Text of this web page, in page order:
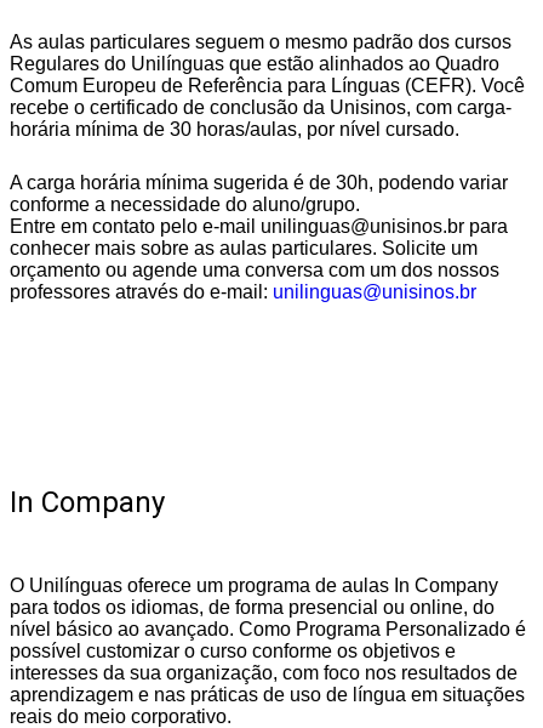
As aulas particulares seguem o mesmo padrão dos cursos
Regulares do Unilínguas que estão alinhados ao Quadro
Comum Europeu de Referência para Línguas (CEFR). Você
recebe o certificado de conclusão da Unisinos, com carga-
horária mínima de 30 horas/aulas, por nível cursado.
A carga horária mínima sugerida é de 30h, podendo variar
conforme a necessidade do aluno/grupo.
Entre em contato pelo e-mail unilinguas@unisinos.br para
conhecer mais sobre as aulas particulares. Solicite um
orçamento ou agende uma conversa com um dos nossos
professores através do e-mail: unilinguas@unisinos.br
In Company
O Unilínguas oferece um programa de aulas In Company
para todos os idiomas, de forma presencial ou online, do
nível básico ao avançado. Como Programa Personalizado é
possível customizar o curso conforme os objetivos e
interesses da sua organização, com foco nos resultados de
aprendizagem e nas práticas de uso de língua em situações
reais do meio corporativo.